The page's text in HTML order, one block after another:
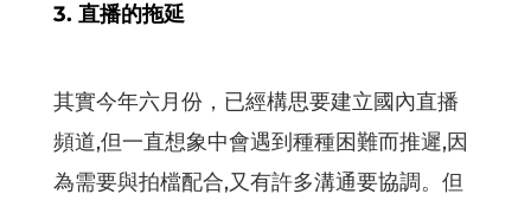
3. 直播的拖延
其實今年六月份，已經構思要建立國內直播
頻道,但一直想象中會遇到種種困難而推遲,因
為需要與拍檔配合,又有許多溝通要協調。但